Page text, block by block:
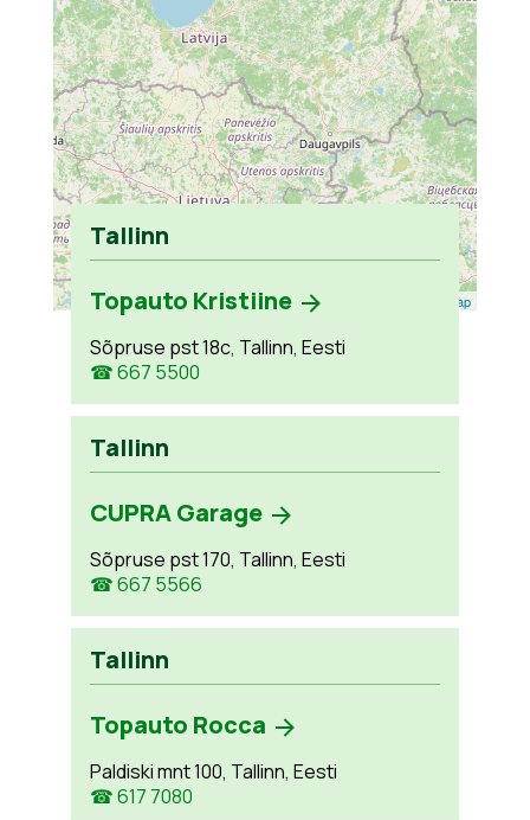
Leaflet OpenStreetMap
Tallinn
Topauto Kristiine
Sõpruse pst 18c, Tallinn, Eesti
☎ 667 5500
Tallinn
CUPRA Garage
Sõpruse pst 170, Tallinn, Eesti
☎ 667 5566
Tallinn
Topauto Rocca
Paldiski mnt 100, Tallinn, Eesti
☎ 617 7080